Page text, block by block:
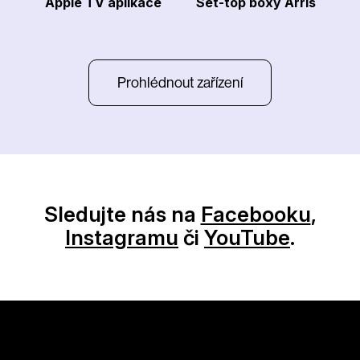
Prohlédnout zařízení
Sledujte nás na Facebooku,
Instagramu či YouTube.